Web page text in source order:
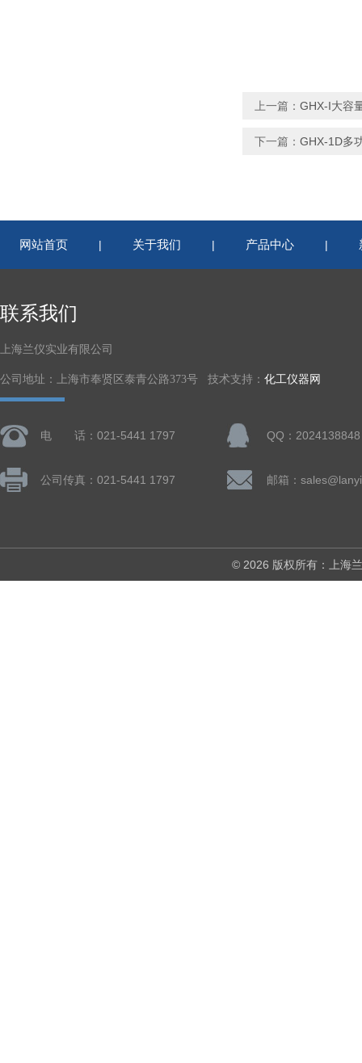
上一篇： GHX-I大容
下一篇： GHX-1D多
网站首页 | 关于我们 | 产品中心 |
联系我们
上海兰仪实业有限公司
公司地址：上海市奉贤区泰青公路373号 技术支持： 化工仪器网
电 话：021-5441 1797 QQ：2024138848
公司传真：021-5441 1797 邮箱：
© 2026 版权所有：上海